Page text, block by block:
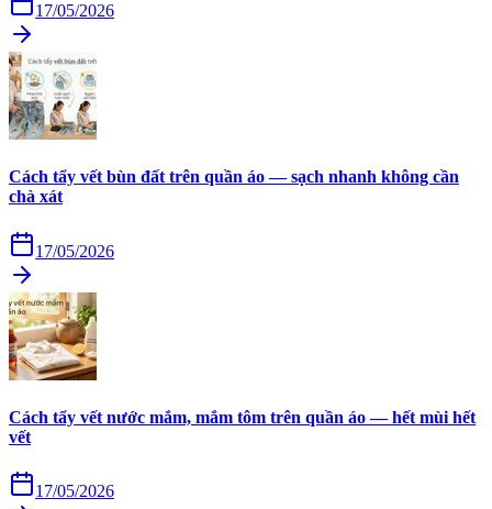
17/05/2026
Cách tẩy vết bùn đất trên quần áo — sạch nhanh không cần
chà xát
17/05/2026
Cách tẩy vết nước mắm, mắm tôm trên quần áo — hết mùi hết
vết
17/05/2026